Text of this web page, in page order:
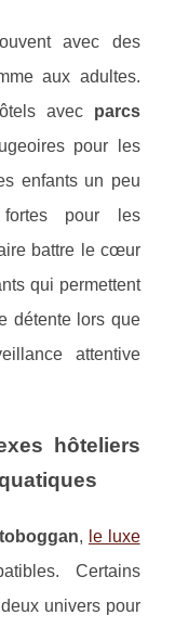
avec des
aux adultes.
avec parcs
pour les
enfants un peu
pour les
battre le cœur
qui permettent
détente lors que
attentive
hôteliers
, le luxe
Certains
univers pour